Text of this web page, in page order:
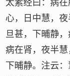
太素经曰：病
心，日中慧，
旦甚，下晡静，
病在肾，夜半慧
下晡静。注云